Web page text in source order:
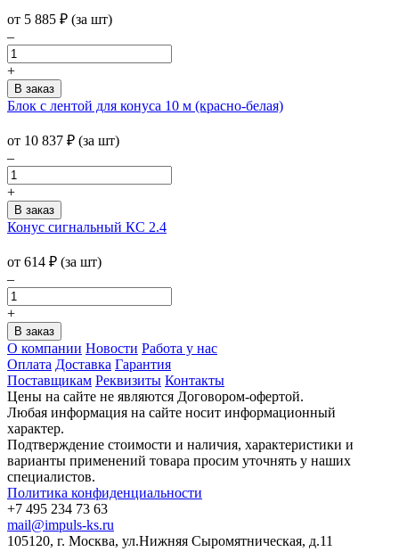
от 5 885 ₽ (за шт)
–
+
Блок с лентой для конуса 10 м (красно-белая)
от 10 837 ₽ (за шт)
–
+
Конус сигнальный КС 2.4
от 614 ₽ (за шт)
–
+
О компании Новости Работа у нас
Оплата Доставка Гарантия
Поставщикам Реквизиты Контакты
Цены на сайте не являются Договором-офертой.
Любая информация на сайте носит информационный
характер.
Подтверждение стоимости и наличия, характеристики и
варианты применений товара просим уточнять у наших
специалистов.
Политика конфиденциальности
+7 495 234 73 63
mail@impuls-ks.ru
105120, г. Москва, ул.Нижняя Сыромятническая, д.11